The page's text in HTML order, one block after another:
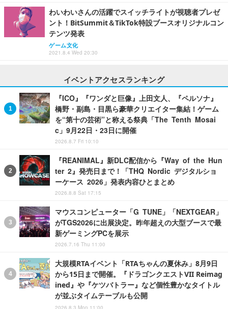
わいわいさんの活躍でスイッチライトが視聴者プレゼ
ント！BitSummit＆TikTok特設ブースオリジナルコン
テンツ発表
ゲーム文化
2021.8.4 Wed 20:30
イベントアクセスランキング
『ICO』『ワンダと巨像』上田文人、『ペルソナ』
橋野・副島・目黒ら豪華クリエイター集結！ゲーム
を“第十の芸術”と称える祭典「The Tenth Mosai
c」9月22日・23日に開催
2026.8.7 Fri 10:10
『REANIMAL』新DLC配信から『Way of the Hun
ter 2』発売日まで！「THQ Nordic デジタルショ
ーケース 2026」発表内容ひとまとめ
2026.8.8 Sat 17:15
マウスコンピューター「G TUNE」「NEXTGEAR」
がTGS2026に出展決定。昨年超えの大型ブースで最
新ゲーミングPCを展示
2026.7.16 Thu 11:00
大規模RTAイベント「RTAちゃんの夏休み」8月9日
から15日まで開催。『ドラゴンクエストVII Reimag
ined』や『ケツバトラー』など個性豊かなタイトル
が並ぶタイムテーブルも公開
2026.8.3 Mon 11:00